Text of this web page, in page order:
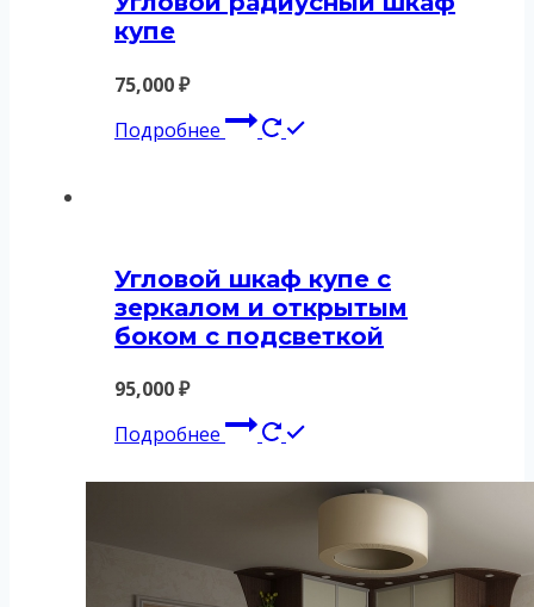
купе
75,000₽
Подробнее
Угловой шкаф купе с
зеркалом и открытым
боком с подсветкой
95,000₽
Подробнее